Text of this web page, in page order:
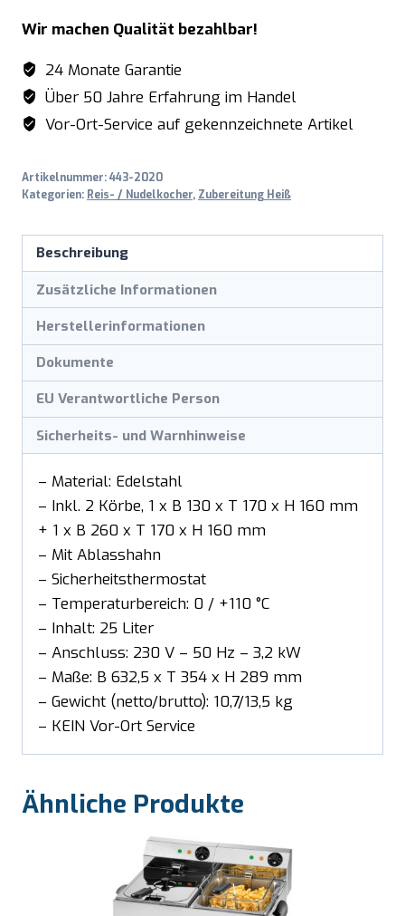
Liter
Modell
RAGUSA
Menge
Wir machen Qualität bezahlbar!
24 Monate Garantie
Über 50 Jahre Erfahrung im Handel
Vor-Ort-Service auf gekennzeichnete Artikel
Artikelnummer:443-2020
Kategorien: Reis- / Nudelkocher, Zubereitung Heiß
Beschreibung
Zusätzliche Informationen
Herstellerinformationen
Dokumente
EU Verantwortliche Person
Sicherheits- und Warnhinweise
– Material: Edelstahl
– Inkl. 2 Körbe, 1 x B 130 x T 170 x H 160 mm
+ 1 x B 260 x T 170 x H 160 mm
– Mit Ablasshahn
– Sicherheitsthermostat
– Temperaturbereich: 0 / +110 °C
– Inhalt: 25 Liter
– Anschluss: 230 V – 50 Hz – 3,2 kW
– Maße: B 632,5 x T 354 x H 289 mm
– Gewicht (netto/brutto): 10,7/13,5 kg
– KEIN Vor-Ort Service
Ähnliche Produkte